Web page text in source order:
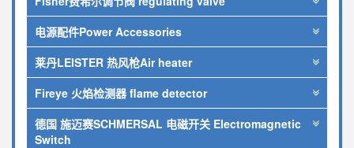
电源配件Power Accessories
莱丹LEISTER 热风枪Air heater
Fireye 火焰检测器 flame detector
德国 施迈赛SCHMERSAL 电磁开关 Electromagnetic
Switch